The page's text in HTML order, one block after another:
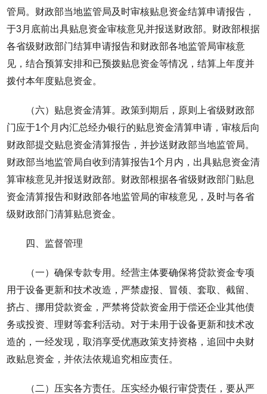
管局。财政部当地监管局及时审核贴息资金结算申请报告，
于3月底前出具贴息资金审核意见并报送财政部。财政部根据
各省级财政部门结算申请报告和财政部各地监管局审核意
见，结合预算安排和已预拨贴息资金等情况，结算上年度并
拨付本年度贴息资金。
（六）贴息资金清算。政策到期后，原则上省级财政部
门应于1个月内汇总经办银行的贴息资金清算申请，审核后向
财政部提交贴息资金清算报告，并抄送财政部当地监管局。
财政部当地监管局自收到清算报告1个月内，出具贴息资金清
算审核意见并报送财政部。财政部根据各省级财政部门贴息
资金清算报告和财政部各地监管局的审核意见，及时与各省
级财政部门清算贴息资金。
四、监督管理
（一）确保专款专用。经营主体要确保将贷款资金专项
用于设备更新和技术改造，严禁虚报、冒领、套取、截留、
挤占、挪用贷款资金，严禁将贷款资金用于偿还企业其他债
务或投资、理财等套利活动。对于未用于设备更新和技术改
造的，一经发现，取消享受优惠政策支持资格，追回中央财
政贴息资金，并依法依规追究相应责任。
（二）压实各方责任。压实经办银行审贷责任，要从严